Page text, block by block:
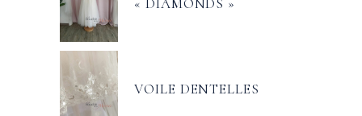
VOILE DENTELLES